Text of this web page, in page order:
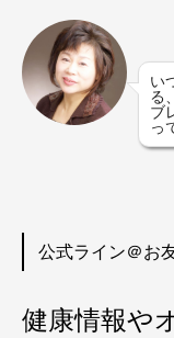
い
る
ブ
っ
公式ライン＠お
健康情報や